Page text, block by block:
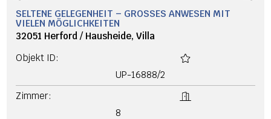
Grundstück:
1.043 m²
Kaufpreis:
385.000 EUR
OBJEKTANFRAGE